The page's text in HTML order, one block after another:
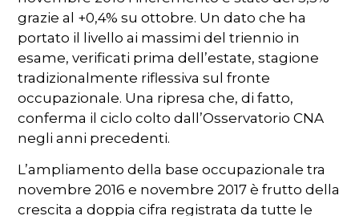
grazie al +0,4% su ottobre. Un dato che ha
portato il livello ai massimi del triennio in
esame, verificati prima dell’estate, stagione
tradizionalmente riflessiva sul fronte
occupazionale. Una ripresa che, di fatto,
conferma il ciclo colto dall’Osservatorio CNA
negli anni precedenti.
L’ampliamento della base occupazionale tra
novembre 2016 e novembre 2017 è frutto della
crescita a doppia cifra registrata da tutte le